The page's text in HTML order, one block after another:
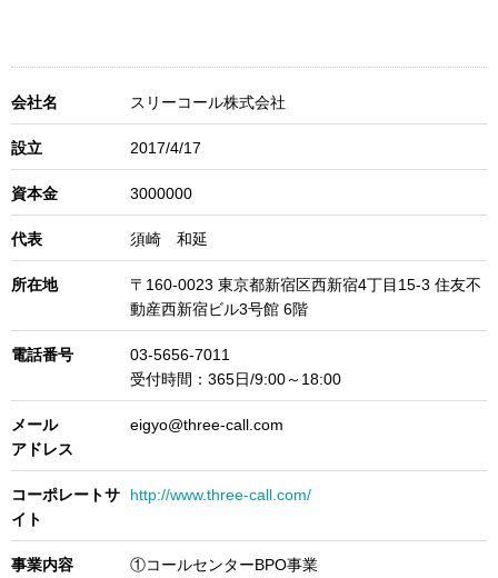
会社名 スリーコール株式会社
設立 2017/4/17
資本金 3000000
代表 須崎 和延
所在地
〒160-0023 東京都新宿区西新宿4丁目15-3 住友不
動産西新宿ビル3号館 6階
電話番号
03-5656-7011
受付時間：365日/9:00～18:00
メール
アドレス
eigyo@three-call.com
コーポレートサ
イト
http://www.three-call.com/
事業内容
①コールセンターBPO事業